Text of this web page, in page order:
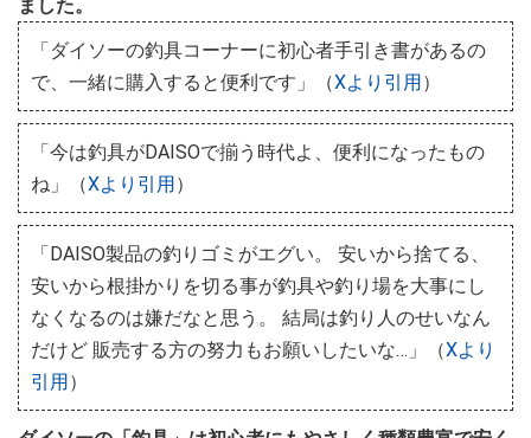
ました。
「ダイソーの釣具コーナーに初心者手引き書があるの
で、一緒に購入すると便利です」（Xより引用）
「今は釣具がDAISOで揃う時代よ、便利になったもの
ね」（Xより引用）
「DAISO製品の釣りゴミがエグい。 安いから捨てる、
安いから根掛かりを切る事が釣具や釣り場を大事にし
なくなるのは嫌だなと思う。 結局は釣り人のせいなん
だけど 販売する方の努力もお願いしたいな…」（Xより
引用）